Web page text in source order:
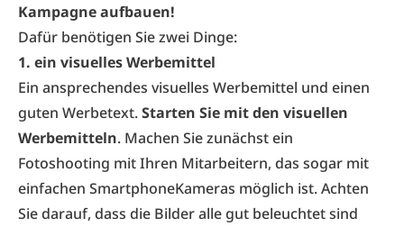
Kampagne aufbauen!
Dafür benötigen Sie zwei Dinge:
1. ein visuelles Werbemittel
Ein ansprechendes visuelles Werbemittel und einen
guten Werbetext.Starten Sie mit den visuellen
Werbemitteln. Machen Sie zunächst ein
Fotoshooting mit Ihren Mitarbeitern, das sogar mit
einfachen Smartphone­Kameras möglich ist. Achten
Sie darauf, dass die Bilder alle gut beleuchtet sind